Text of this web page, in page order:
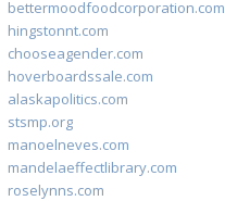
bettermoodfoodcorporation.com
hingstonnt.com
chooseagender.com
hoverboardssale.com
alaskapolitics.com
stsmp.org
manoelneves.com
mandelaeffectlibrary.com
roselynns.com